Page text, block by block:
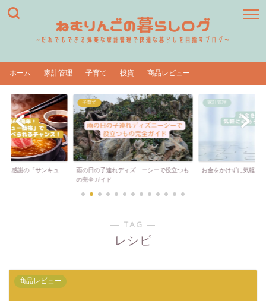
ホーム 家計管理 子育て 投資 商品レビュー
！感謝の「サンキュ
子育て
雨の日の子連れディズニーシーで役立つも
の完全ガイド
家計管理
お金をかけずに気軽に
― TAG ―
レシピ
商品レビュー